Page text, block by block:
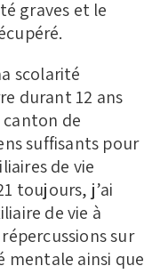
graves et le
scolarité
durant 12 ans
de
suffisants pour
de vie
toujours, j’ai
de vie à
sur
mentale ainsi que